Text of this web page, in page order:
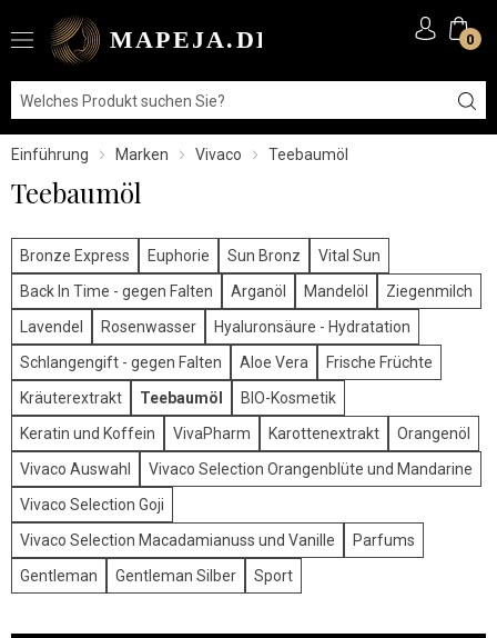
0
Einführung Marken Vivaco Teebaumöl
Teebaumöl
Bronze Express Euphorie Sun Bronz
Vital Sun
Back In Time - gegen Falten
Arganöl Mandelöl
Ziegenmilch
Lavendel
Rosenwasser
Hyaluronsäure - Hydratation
Schlangengift - gegen Falten
Aloe Vera
Frische Früchte
Kräuterextrakt
Teebaumöl
BIO-Kosmetik
Keratin und Koffein
VivaPharm Karottenextrakt
Orangenöl
Vivaco Auswahl
Vivaco Selection Orangenblüte und Mandarine
Vivaco Selection Goji
Vivaco Selection Macadamianuss und Vanille
Parfums
Gentleman
Gentleman Silber Sport